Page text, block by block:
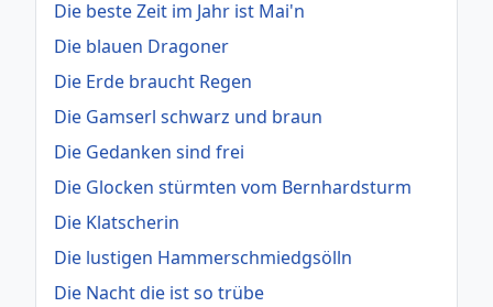
Die beste Zeit im Jahr ist Mai'n
Die blauen Dragoner
Die Erde braucht Regen
Die Gamserl schwarz und braun
Die Gedanken sind frei
Die Glocken stürmten vom Bernhardsturm
Die Klatscherin
Die lustigen Hammerschmiedgsölln
Die Nacht die ist so trübe